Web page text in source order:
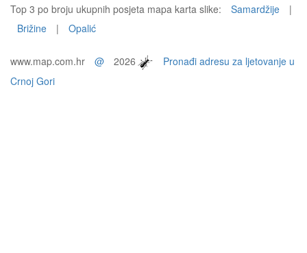
Top 3 po broju ukupnih posjeta mapa karta slike: Samardžije
|
Brižine
| Opalić
www.map.com.hr @ 2026
Pronađi adresu za ljetovanje u
Crnoj Gori